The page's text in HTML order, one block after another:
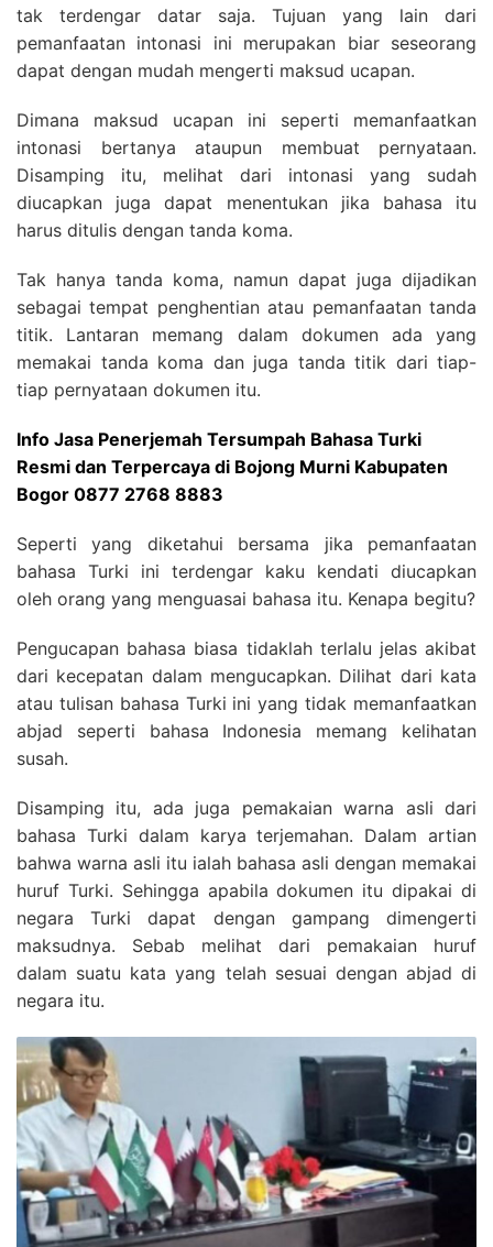
tak terdengar datar saja. Tujuan yang lain dari
pemanfaatan intonasi ini merupakan biar seseorang
dapat dengan mudah mengerti maksud ucapan.
Dimana maksud ucapan ini seperti memanfaatkan
intonasi bertanya ataupun membuat pernyataan.
Disamping itu, melihat dari intonasi yang sudah
diucapkan juga dapat menentukan jika bahasa itu
harus ditulis dengan tanda koma.
Tak hanya tanda koma, namun dapat juga dijadikan
sebagai tempat penghentian atau pemanfaatan tanda
titik. Lantaran memang dalam dokumen ada yang
memakai tanda koma dan juga tanda titik dari tiap-
tiap pernyataan dokumen itu.
Info Jasa Penerjemah Tersumpah Bahasa Turki
Resmi dan Terpercaya di Bojong Murni Kabupaten
Bogor 0877 2768 8883
Seperti yang diketahui bersama jika pemanfaatan
bahasa Turki ini terdengar kaku kendati diucapkan
oleh orang yang menguasai bahasa itu. Kenapa begitu?
Pengucapan bahasa biasa tidaklah terlalu jelas akibat
dari kecepatan dalam mengucapkan. Dilihat dari kata
atau tulisan bahasa Turki ini yang tidak memanfaatkan
abjad seperti bahasa Indonesia memang kelihatan
susah.
Disamping itu, ada juga pemakaian warna asli dari
bahasa Turki dalam karya terjemahan. Dalam artian
bahwa warna asli itu ialah bahasa asli dengan memakai
huruf Turki. Sehingga apabila dokumen itu dipakai di
negara Turki dapat dengan gampang dimengerti
maksudnya. Sebab melihat dari pemakaian huruf
dalam suatu kata yang telah sesuai dengan abjad di
negara itu.